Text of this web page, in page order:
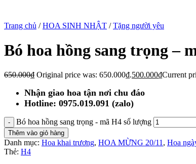
Trang chủ / HOA SINH NHẬT / Tặng người yêu
Bó hoa hồng sang trọng –
650.000₫ Original price was: 650.000₫.500.000₫Current
Nhận giao hoa tận nơi chu đáo
Hotline: 0975.019.091 (zalo)
Bó hoa hồng sang trọng - mã H4 số lượng
Thêm vào giỏ hàng
Danh mục: Hoa khai trương, HOA MỪNG 20/11, Hoa
Thẻ: H4